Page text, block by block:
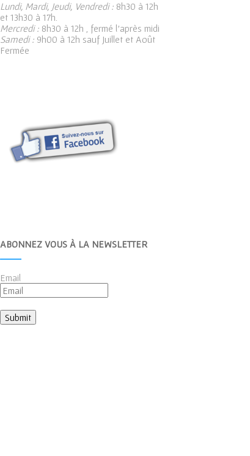
Lundi, Mardi, Jeudi, Vendredi :8h30 à 12h
et 13h30 à 17h.
Mercredi :8h30 à 12h , fermé l’après midi
Samedi :9h00 à 12h sauf Juillet et Août
Fermée
ABONNEZ VOUS À LA NEWSLETTER
Email